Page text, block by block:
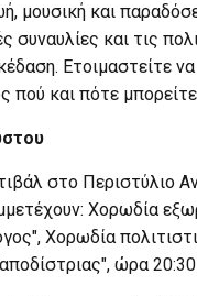
μουσική και
συναυλίες και τις
Ετοιμαστείτε
πού και πότε
στο Περιστύλιο
Χορωδία
Χορωδία
ώρα 20:30